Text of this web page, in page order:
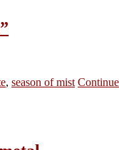
, season of mist